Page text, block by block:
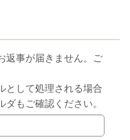
返事が届きません。ご
として処理される場合
もご確認ください。